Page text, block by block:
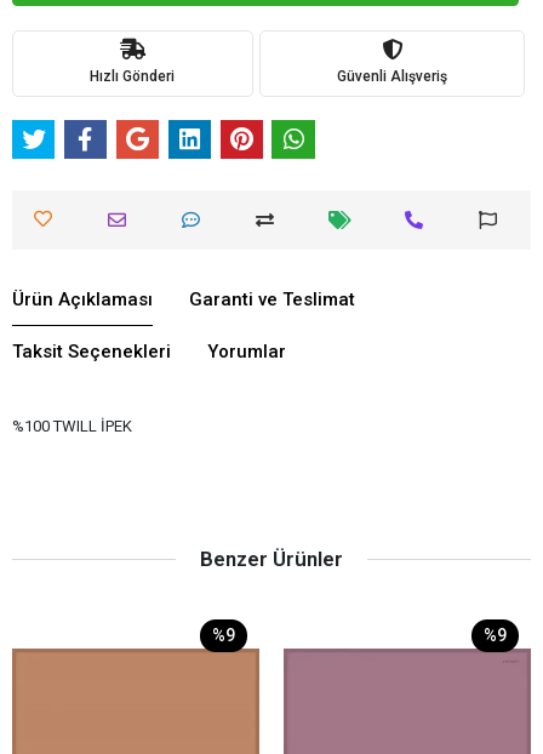
Hızlı Gönderi Güvenli Alışveriş
Ürün Açıklaması Garanti ve Teslimat
Taksit Seçenekleri Yorumlar
%100 TWILL İPEK
Benzer Ürünler
%9 %9